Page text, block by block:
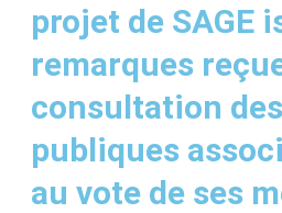
projet de SAGE
remarques
consultation
publiques
au vote de ses